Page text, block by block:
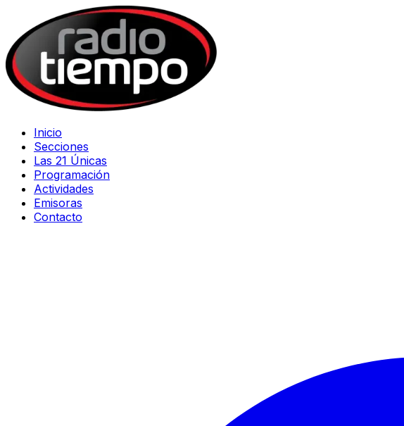
Inicio
Secciones
Las 21 Únicas
Programación
Actividades
Emisoras
Contacto